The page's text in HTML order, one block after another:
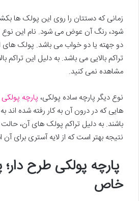
زمانی که دستتان را روی این پولک ها
شود، رنگ آن عوض می شود. نام این نوع
دو جهته یا دو خواب می باشد. پولک های
تراکم بالایی می باشد. به دلیل این تراکم
مشاهده نمی کنید.
نوع دیگر پارچه ساده پولکی، پارچه پولکی
هایی که در درون آن به کار رفته شده اند
باشند. به دلیل تراکم پولک های آن، حالت
نتیجه بهتر است که از لایه آستری برای آن
پارچه پولکی طرح دار؛
خاص